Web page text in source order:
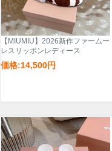
【MIUMIU】2026新作ファームー
レスリッポンレディース
価格:14,500円